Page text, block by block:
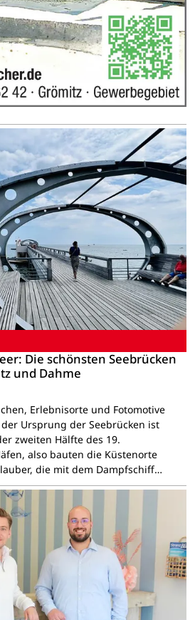
Die schönsten Seebrücken
und Dahme
Erlebnisorte und Fotomotive
Ursprung der Seebrücken ist
zweiten Hälfte des 19.
also bauten die Küstenorte
die mit dem Dampfschiff…